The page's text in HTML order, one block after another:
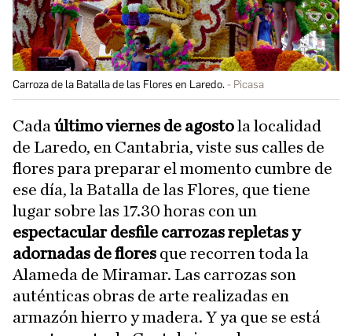
Carroza de la Batalla de las Flores en Laredo. Picasa
Cada último viernes de agostola localidad
de Laredo, en Cantabria, viste sus calles de
flores para preparar el momento cumbre de
ese día, la Batalla de las Flores, que tiene
lugar sobre las 17.30 horas con un
espectacular desfile carrozas repletas y
adornadas de flores que recorren toda la
Alameda de Miramar. Las carrozas son
auténticas obras de arte realizadas en
armazón hierro y madera. Y ya que se está